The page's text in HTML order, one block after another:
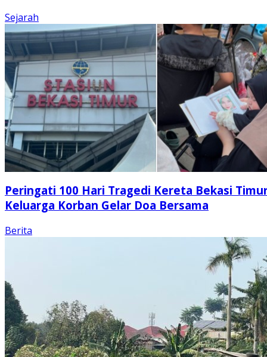
Sejarah
Peringati 100 Hari Tragedi Kereta Bekasi
Keluarga Korban Gelar Doa Bersama
Berita